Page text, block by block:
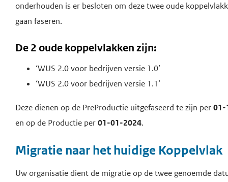
onderhouden is er besloten om deze twee oude
gaan faseren.
De 2 oude koppelvlakken zijn:
‘WUS 2.0 voor bedrijven versie 1.0’
‘WUS 2.0 voor bedrijven versie 1.1’
Deze dienen op de PreProductie uitgefaseerd te zijn per01-
en op de Productie per01-01-2024.
Migratie naar het huidige Koppelvlak
Uw organisatie dient de migratie op de twee genoemde